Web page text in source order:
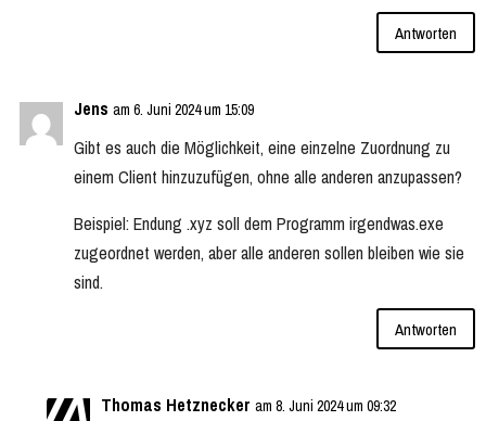
Antworten
Jens am 6. Juni 2024 um 15:09
Gibt es auch die Möglichkeit, eine einzelne Zuordnung zu
einem Client hinzuzufügen, ohne alle anderen anzupassen?
Beispiel: Endung .xyz soll dem Programm irgendwas.exe
zugeordnet werden, aber alle anderen sollen bleiben wie sie
sind.
Antworten
Thomas Hetznecker am 8. Juni 2024 um 09:32